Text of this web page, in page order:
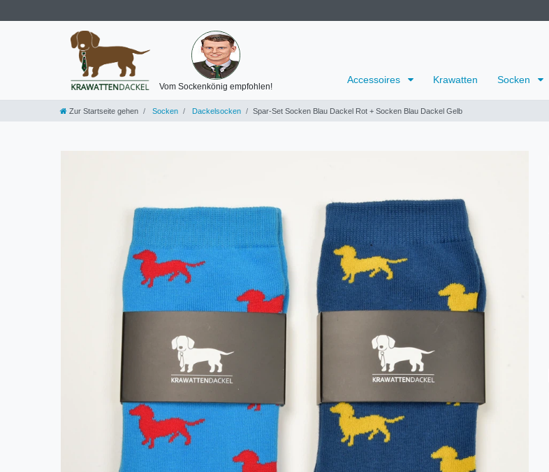
Vom Sockenkönig empfohlen!
Accessoires Krawatten Socken
Zur Startseite gehen Socken Dackelsocken Spar-Set Socken Blau Dackel Rot + Socken Blau Dackel Gelb